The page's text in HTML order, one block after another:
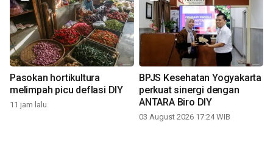
Pasokan hortikultura
melimpah picu deflasi DIY
11 jam lalu
BPJS Kesehatan Yogyakarta
perkuat sinergi dengan
ANTARA Biro DIY
03 August 2026 17:24 WIB